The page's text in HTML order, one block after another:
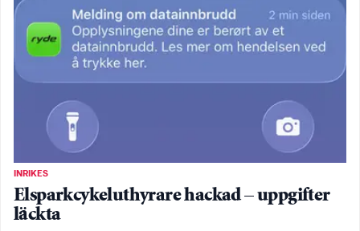
INRIKES
Elsparkcykeluthyrare hackad – uppgifter
läckta